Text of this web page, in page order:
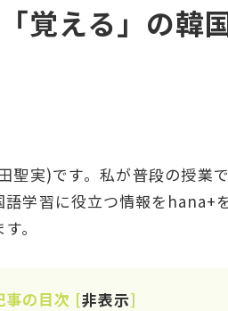
覚える」の韓
聖実)です。私が普段の授業
学習に役立つ情報をhana+
。
事の目次 [非表示]